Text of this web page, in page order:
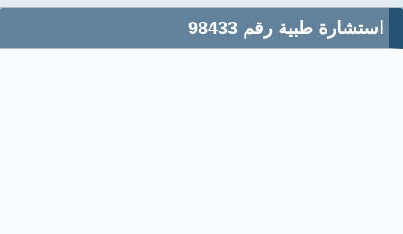
استشارة طبية رقم 98433